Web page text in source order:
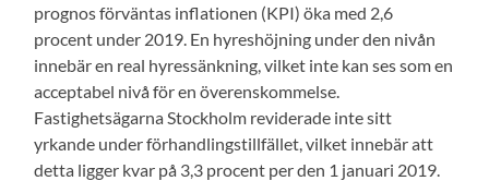
prognos förväntas inflationen (KPI) öka med 2,6
procent under 2019. En hyreshöjning under den nivån
innebär en real hyressänkning, vilket inte kan ses som en
acceptabel nivå för en överenskommelse.
Fastighetsägarna Stockholm reviderade inte sitt
yrkande under förhandlingstillfället, vilket innebär att
detta ligger kvar på 3,3 procent per den 1 januari 2019.